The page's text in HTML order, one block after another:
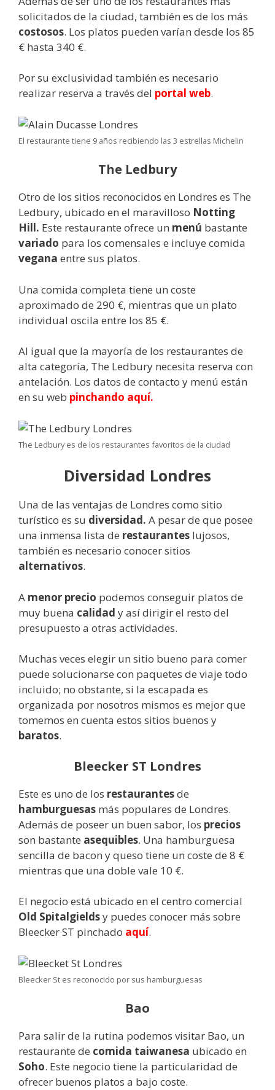
solicitados de la ciudad, también es de los más
costosos. Los platos pueden varían desde los 85
€ hasta 340 €.
Por su exclusividad también es necesario
realizar reserva a través del portal web.
El restaurante tiene 9 años recibiendo las 3 estrellas Michelin
The Ledbury
Otro de los sitios reconocidos en Londres es The
Ledbury, ubicado en el maravilloso Notting
Hill. Este restaurante ofrece un menú bastante
variado para los comensales e incluye comida
vegana entre sus platos.
Una comida completa tiene un coste
aproximado de 290 €, mientras que un plato
individual oscila entre los 85 €.
Al igual que la mayoría de los restaurantes de
alta categoría, The Ledbury necesita reserva con
antelación. Los datos de contacto y menú están
en su web pinchando aquí.
The Ledbury es de los restaurantes favoritos de la ciudad
Diversidad Londres
Una de las ventajas de Londres como sitio
turístico es su diversidad. A pesar de que posee
una inmensa lista de restaurantes lujosos,
también es necesario conocer sitios
alternativos.
A menor precio podemos conseguir platos de
muy buena calidad y así dirigir el resto del
presupuesto a otras actividades.
Muchas veces elegir un sitio bueno para comer
puede solucionarse con paquetes de viaje todo
incluido; no obstante, si la escapada es
organizada por nosotros mismos es mejor que
tomemos en cuenta estos sitios buenos y
baratos.
Bleecker ST Londres
Este es uno de los restaurantesde
hamburguesas más populares de Londres.
Además de poseer un buen sabor, los precios
son bastante asequibles. Una hamburguesa
sencilla de bacon y queso tiene un coste de 8 €
mientras que una doble vale 10 €.
El negocio está ubicado en el centro comercial
Old Spitalgieldsy puedes conocer más sobre
Bleecker ST pinchado aquí.
Bleecker St es reconocido por sus hamburguesas
Bao
Para salir de la rutina podemos visitar Bao, un
restaurante de comida taiwanesa ubicado en
Soho. Este negocio tiene la particularidad de
ofrecer buenos platos a bajo coste.